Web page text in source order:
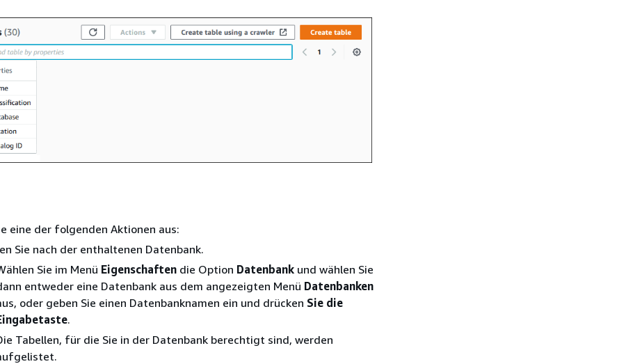
eine der folgenden Aktionen aus:
Sie nach der enthaltenen Datenbank.
Sie im Menü Eigenschaften die Option Datenbank und wählen Sie
entweder eine Datenbank aus dem angezeigten Menü Datenbanken
oder geben Sie einen Datenbanknamen ein und drücken Sie die
.
Tabellen, für die Sie in der Datenbank berechtigt sind, werden